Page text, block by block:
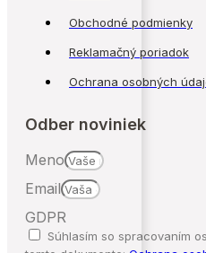
Obchodné podmienky
Reklamačný poriadok
Ochrana osobných
Odber noviniek
Meno
Email
GDPR
Súhlasím so spracovaním